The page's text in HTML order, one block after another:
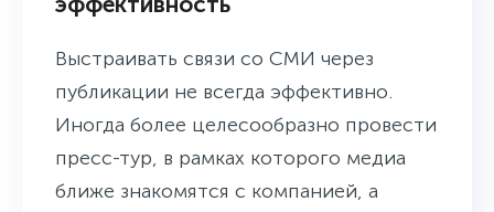
Выстраивать связи со СМИ через
публикации не всегда эффективно.
Иногда более целесообразно провести
пресс-тур, в рамках которого медиа
ближе знакомятся с компанией, а